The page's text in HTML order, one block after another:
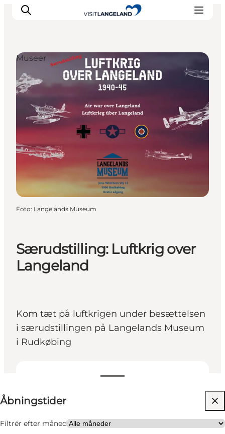
Oplevelser
Byer og øer
Outdoor
Overnatning
Planlæg ferie
Særudstilling: Luftkrig over
Langeland
Kom tæt på luftkrigen under besættelsen
i særudstillingen på Langelands Museum
i Rudkøbing
Åbningstider
Filtrér efter måned
Gratis
Besøg hjemmeside
Museer
Foto: Langelands Museum